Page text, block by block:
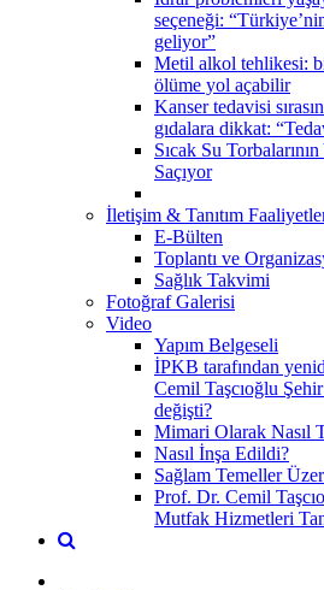
seçeneği:
geliyor”
Metil alkol tehlikesi:
ölüme yol açabilir
Kanser tedavisi
gıdalara dikkat:
Sıcak Su
Saçıyor
İletişim & Tanıtım
E-Bülten
Toplantı ve
Sağlık Takvimi
Fotoğraf Galerisi
Video
Yapım Belgeseli
İPKB tarafından
Cemil Taşcıoğlu
değişti?
Mimari Olarak Nasıl
Nasıl İnşa Edildi?
Sağlam Temeller
Prof. Dr. Cemil
Mutfak Hizmetleri